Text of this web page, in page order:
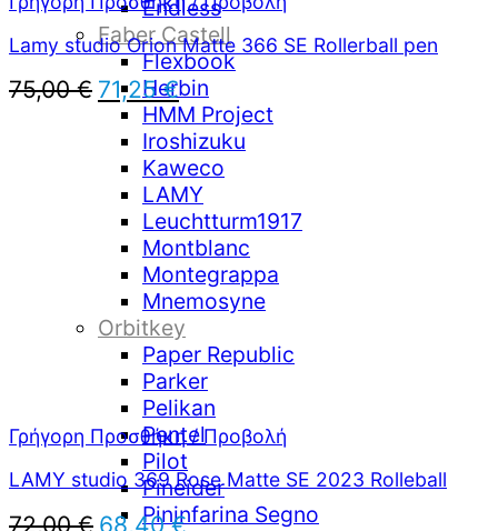
Endless
Faber Castell
Flexbook
Herbin
HMM Project
Iroshizuku
Kaweco
LAMY
Leuchtturm1917
Montblanc
Montegrappa
Mnemosyne
Orbitkey
Paper Republic
Parker
Pelikan
Pentel
Pilot
Pineider
Pininfarina Segno
Lamy studio Orion Matte 366 SE Rollerball pen
75,00€ Original
price
was:
75,00 €.
71,25€Η
τρέχουσα
τιμή
είναι:
71,25 €.
Γρήγορη Προσθήκη / Προβολή
LAMY studio 369 Rose Matte SE 2023 Rolleball
72,00€ Original
68,40€Η